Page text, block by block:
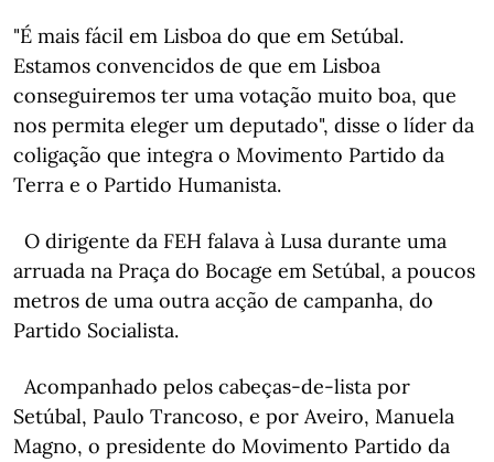
"É mais fácil em Lisboa do que em Setúbal.
Estamos convencidos de que em Lisboa
conseguiremos ter uma votação muito boa, que
nos permita eleger um deputado", disse o líder da
coligação que integra o Movimento Partido da
Terra e o Partido Humanista.
O dirigente da FEH falava à Lusa durante uma
arruada na Praça do Bocage em Setúbal, a poucos
metros de uma outra acção de campanha, do
Partido Socialista.
Acompanhado pelos cabeças-de-lista por
Setúbal, Paulo Trancoso, e por Aveiro, Manuela
Magno, o presidente do Movimento Partido da